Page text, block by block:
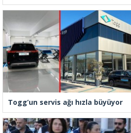
Togg’un servis ağı hızla büyüyor